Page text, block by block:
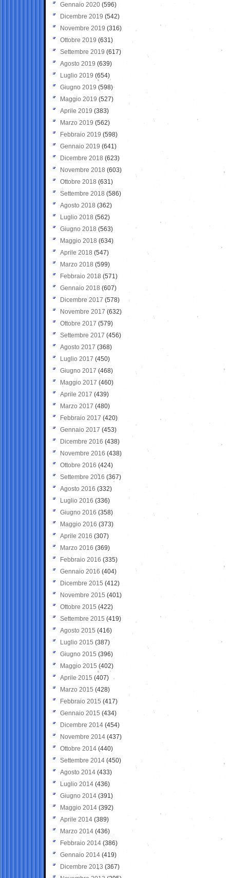
Gennaio 2020 (596)
Dicembre 2019 (542)
Novembre 2019 (316)
Ottobre 2019 (631)
Settembre 2019 (617)
Agosto 2019 (639)
Luglio 2019 (654)
Giugno 2019 (598)
Maggio 2019 (527)
Aprile 2019 (383)
Marzo 2019 (562)
Febbraio 2019 (598)
Gennaio 2019 (641)
Dicembre 2018 (623)
Novembre 2018 (603)
Ottobre 2018 (631)
Settembre 2018 (586)
Agosto 2018 (362)
Luglio 2018 (562)
Giugno 2018 (563)
Maggio 2018 (634)
Aprile 2018 (547)
Marzo 2018 (599)
Febbraio 2018 (571)
Gennaio 2018 (607)
Dicembre 2017 (578)
Novembre 2017 (632)
Ottobre 2017 (579)
Settembre 2017 (456)
Agosto 2017 (368)
Luglio 2017 (450)
Giugno 2017 (468)
Maggio 2017 (460)
Aprile 2017 (439)
Marzo 2017 (480)
Febbraio 2017 (420)
Gennaio 2017 (453)
Dicembre 2016 (438)
Novembre 2016 (438)
Ottobre 2016 (424)
Settembre 2016 (367)
Agosto 2016 (332)
Luglio 2016 (336)
Giugno 2016 (358)
Maggio 2016 (373)
Aprile 2016 (307)
Marzo 2016 (369)
Febbraio 2016 (335)
Gennaio 2016 (404)
Dicembre 2015 (412)
Novembre 2015 (401)
Ottobre 2015 (422)
Settembre 2015 (419)
Agosto 2015 (416)
Luglio 2015 (387)
Giugno 2015 (396)
Maggio 2015 (402)
Aprile 2015 (407)
Marzo 2015 (428)
Febbraio 2015 (417)
Gennaio 2015 (434)
Dicembre 2014 (454)
Novembre 2014 (437)
Ottobre 2014 (440)
Settembre 2014 (450)
Agosto 2014 (433)
Luglio 2014 (436)
Giugno 2014 (391)
Maggio 2014 (392)
Aprile 2014 (389)
Marzo 2014 (436)
Febbraio 2014 (386)
Gennaio 2014 (419)
Dicembre 2013 (367)